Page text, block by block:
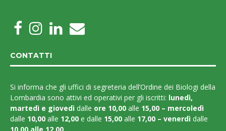
CONTATTI
Si informa che gli uffici di segreteria dell’Ordine dei Biologi della
Lombardia sono attivi ed operativi per gli iscritti: lunedì,
martedì e giovedì dalle ore 10,00 alle 15,00 – mercoledì
dalle 10,00 alle 12,00 e dalle 15,00 alle 17,00 – venerdì dalle